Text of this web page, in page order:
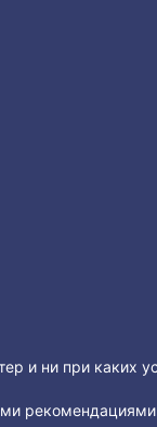
и ни при каких